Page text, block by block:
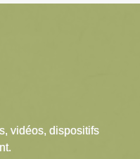
vidéos, dispositifs